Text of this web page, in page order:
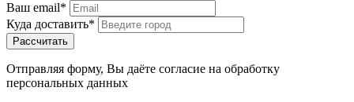
Ваш email*
Куда доставить*
Рассчитать
Отправляя форму, Вы даёте согласие на обработку
персональных данных